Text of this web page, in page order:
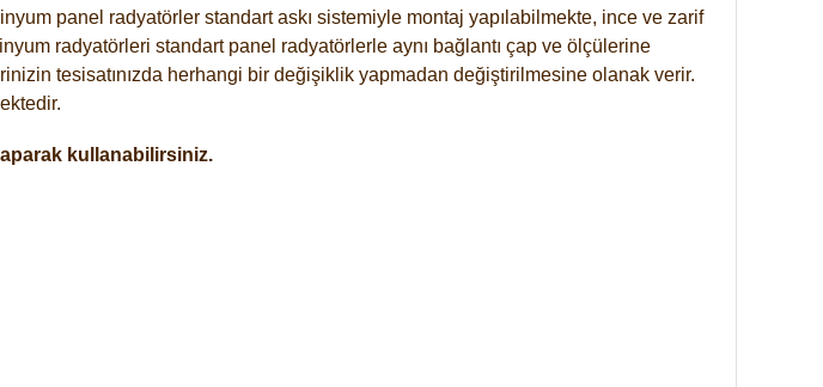
panel radyatörler standart askı sistemiyle montaj yapılabilmekte, ince ve zarif
radyatörleri standart panel radyatörlerle aynı bağlantı çap ve ölçülerine
tesisatınızda herhangi bir değişiklik yapmadan değiştirilmesine olanak verir.
kullanabilirsiniz.